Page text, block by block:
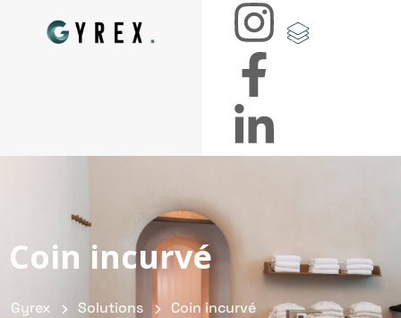
Coin incurvé
Gyrex Solutions Coin incurvé